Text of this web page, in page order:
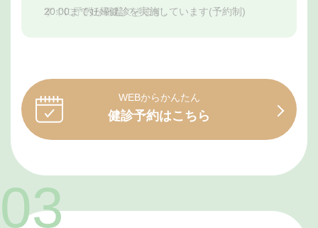
20:00まで妊婦健診を実施しています(予約制)
すぐに予約が確定できます。
WEBからかんたん
健診予約はこちら